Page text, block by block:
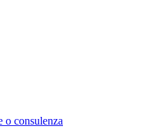
consulenza